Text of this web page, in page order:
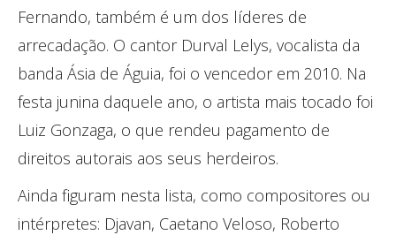
Fernando, também é um dos líderes de
arrecadação. O cantor Durval Lelys, vocalista da
banda Ásia de Águia, foi o vencedor em 2010. Na
festa junina daquele ano, o artista mais tocado foi
Luiz Gonzaga, o que rendeu pagamento de
direitos autorais aos seus herdeiros.
Ainda figuram nesta lista, como compositores ou
intérpretes: Djavan, Caetano Veloso, Roberto